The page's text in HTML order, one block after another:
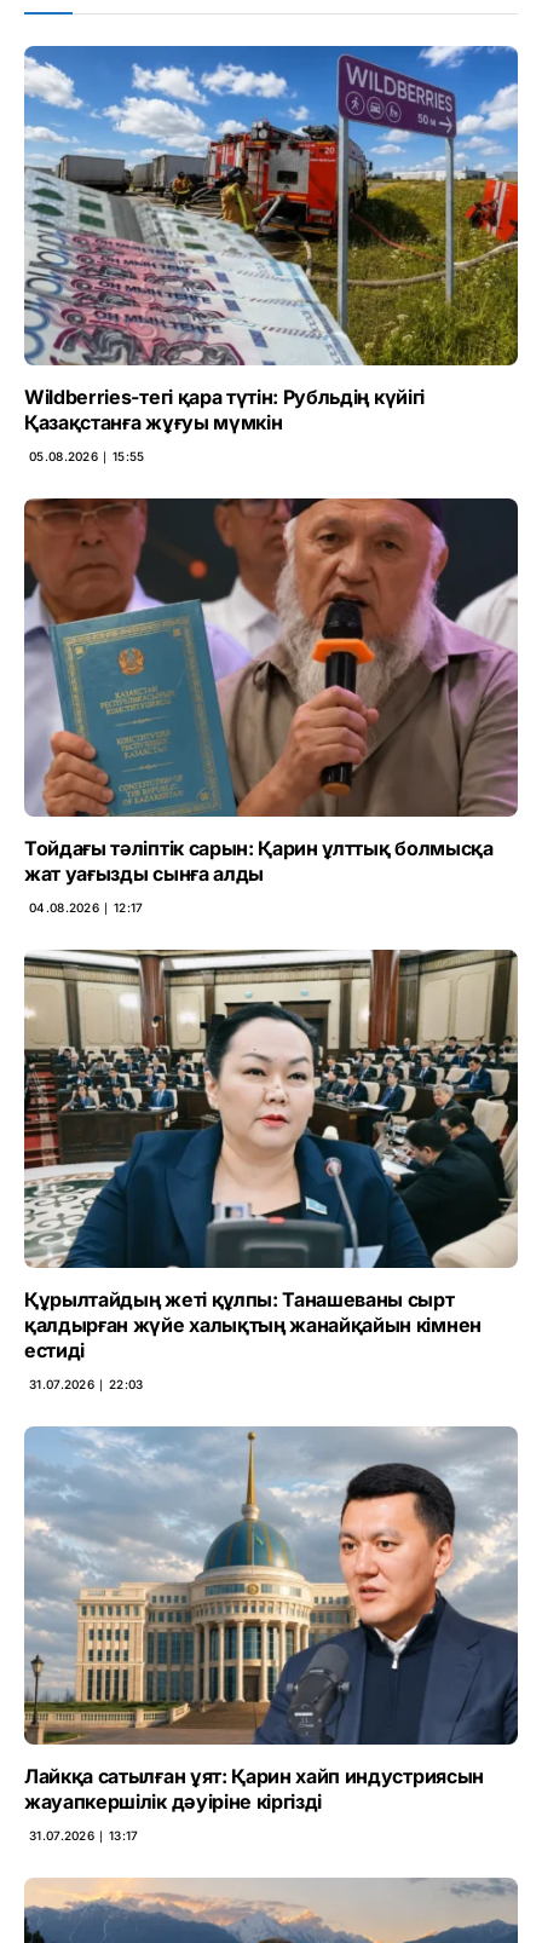
Wildberries-тегі қара түтін: Рубльдің күйігі
Қазақстанға жұғуы мүмкін
05.08.2026 ∣ 15:55
Тойдағы тәліптік сарын: Қарин ұлттық болмысқа
жат уағызды сынға алды
04.08.2026 ∣ 12:17
Құрылтайдың жеті құлпы: Танашеваны сырт
қалдырған жүйе халықтың жанайқайын кімнен
естиді
31.07.2026 ∣ 22:03
Лайкқа сатылған ұят: Қарин хайп индустриясын
жауапкершілік дәуіріне кіргізді
31.07.2026 ∣ 13:17